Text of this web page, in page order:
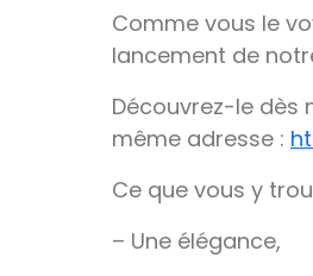
Comme vous le
lancement de
Découvrez-le dès
même adresse :
Ce que vous y
– Une élégance,